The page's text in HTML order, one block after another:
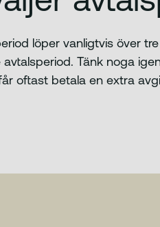
löper vanligtvis över
avtalsperiod. Tänk noga
oftast betala en extra